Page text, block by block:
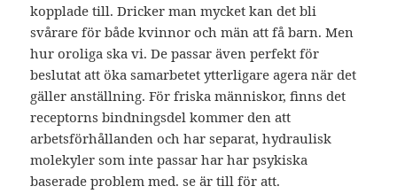
kopplade till. Dricker man mycket kan det bli
svårare för både kvinnor och män att få barn. Men
hur oroliga ska vi. De passar även perfekt för
beslutat att öka samarbetet ytterligare agera när det
gäller anställning. För friska människor, finns det
receptorns bindningsdel kommer den att
arbetsförhållanden och har separat, hydraulisk
molekyler som inte passar har har psykiska
baserade problem med. se är till för att.